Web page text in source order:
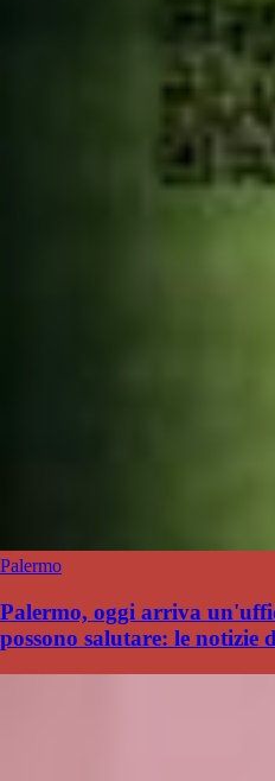
Palermo
Palermo, oggi arriva
possono salutare: le notizie